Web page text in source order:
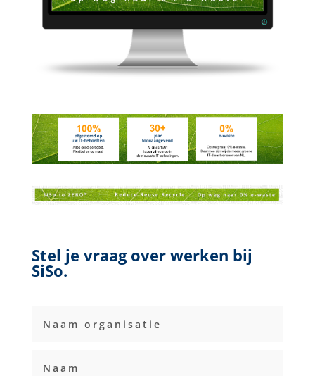
Stel je vraag over werken bij
SiSo.